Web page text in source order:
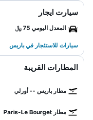
سيارت ايجار
المعدل اليومي 75 ﷼
سيارات للاستئجار في باريس
المطارات القريبة
مطار باريس -- أورلي
مطار Paris-Le Bourget